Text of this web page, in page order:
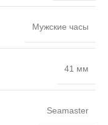
Мужские часы
41 мм
Seamaster